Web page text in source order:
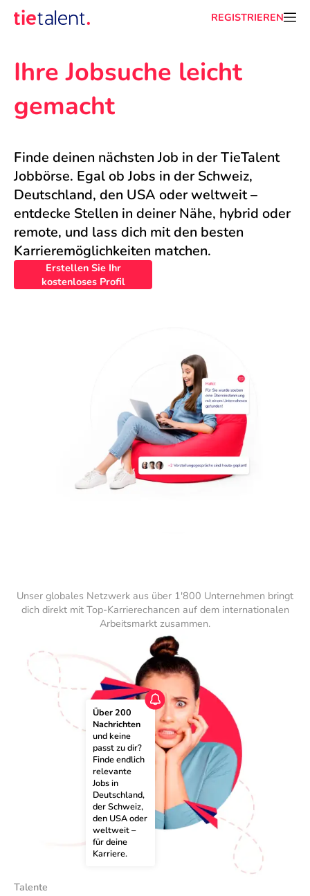
REGISTRIEREN
Ihre Jobsuche leicht
gemacht
Finde deinen nächsten Job in der TieTalent
Jobbörse. Egal ob Jobs in der Schweiz,
Deutschland, den USA oder weltweit –
entdecke Stellen in deiner Nähe, hybrid oder
remote, und lass dich mit den besten
Karrieremöglichkeiten matchen.
Erstellen Sie Ihr
kostenloses Profil
Unser globales Netzwerk aus über 1'800 Unternehmen bringt
dich direkt mit Top-Karrierechancen auf dem internationalen
Arbeitsmarkt zusammen.
Über 200
Nachrichten
und keine
passt zu dir?
Finde endlich
relevante
Jobs in
Deutschland,
der Schweiz,
den USA oder
weltweit –
für deine
Karriere.
Talente